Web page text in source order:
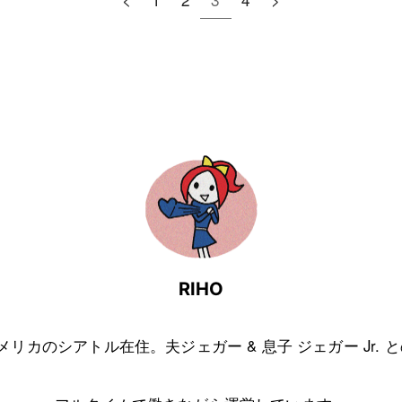
RIHO
リカのシアトル在住。夫ジェガー & 息子 ジェガー Jr. と